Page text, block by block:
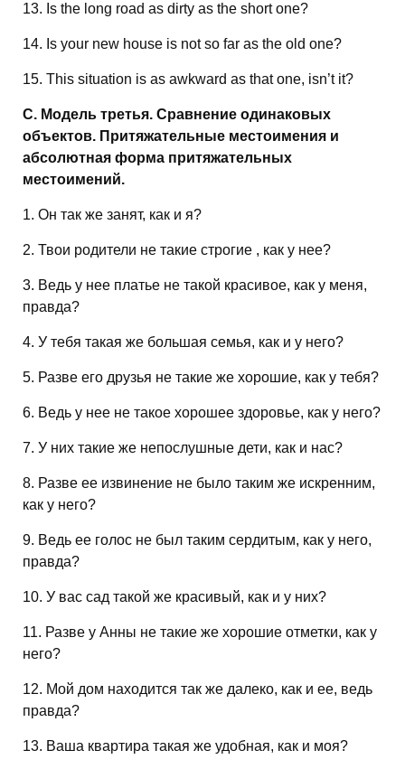
13. Is the long road as dirty as the short one?
14. Is your new house is not so far as the old one?
15. This situation is as awkward as that one, isn’t it?
C. Модель третья. Сравнение одинаковых
объектов. Притяжательные местоимения и
абсолютная форма притяжательных
местоимений.
1. Он так же занят, как и я?
2. Твои родители не такие строгие , как у нее?
3. Ведь у нее платье не такой красивое, как у меня,
правда?
4. У тебя такая же большая семья, как и у него?
5. Разве его друзья не такие же хорошие, как у тебя?
6. Ведь у нее не такое хорошее здоровье, как у него?
7. У них такие же непослушные дети, как и нас?
8. Разве ее извинение не было таким же искренним,
как у него?
9. Ведь ее голос не был таким сердитым, как у него,
правда?
10. У вас сад такой же красивый, как и у них?
11. Разве у Анны не такие же хорошие отметки, как у
него?
12. Мой дом находится так же далеко, как и ее, ведь
правда?
13. Ваша квартира такая же удобная, как и моя?